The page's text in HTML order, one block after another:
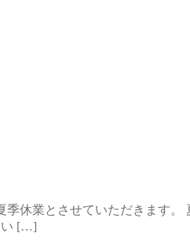
休業とさせていただきます
い […]